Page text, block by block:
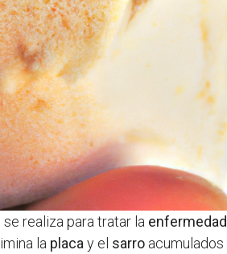
realiza para tratar la
la placa y el sarro acumulados